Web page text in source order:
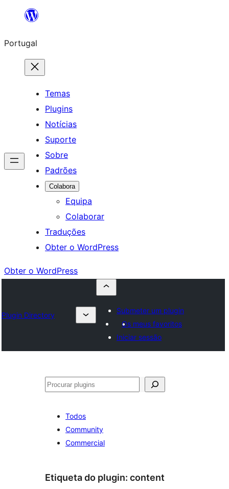
Saltar
o
conteúdo
Portugal
Temas
Plugins
Notícias
Suporte
Sobre
Padrões
Colabora
Equipa
Colaborar
Traduções
Obter o WordPress
Obter o WordPress
Plugin Directory
Submeter um plugin
Os meus favoritos
Iniciar sessão
Pesquisar
Todos
Community
Commercial
Etiqueta do plugin: content